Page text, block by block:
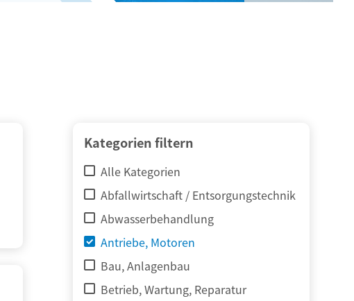
Kategorien filtern
Alle Kategorien
Abfallwirtschaft / Entsorgungstechnik
Abwasserbehandlung
Antriebe, Motoren
Bau, Anlagenbau
Betrieb, Wartung, Reparatur